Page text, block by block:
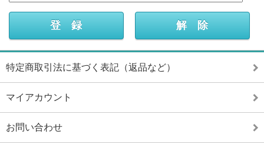
特定商取引法に基づく表記（返品など）
マイアカウント
お問い合わせ